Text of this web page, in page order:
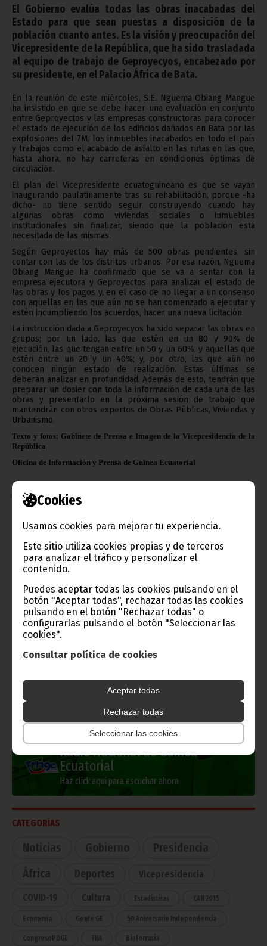
Cookies
Usamos cookies para mejorar tu experiencia.
Este sitio utiliza cookies propias y de terceros
para analizar el tráfico y personalizar el
contenido.
Puedes aceptar todas las cookies pulsando en el
botón "Aceptar todas", rechazar todas las cookies
pulsando en el botón "Rechazar todas" o
configurarlas pulsando el botón "Seleccionar las
cookies".
Consultar política de cookies
Aceptar todas
Rechazar todas
Seleccionar las cookies
El Gobierno evalúa todas las obras inacabadas del
Estado para que sean puestas a disposición de la
población cuanto antes. Es la visión y preocupación del
Vicepresidente de la República, que ha sido trasladada
al equipo de trabajo de Geproyecyos, encabezado por
su presidente, en el Palacio África de Bata.
En la reunión de este miércoles, S.E. Nguema Obiang Mangue
ha insistido en que se debe hacer una evaluación en conjunto
entre Geproyectos y las empresas constructoras para conocer
el estado de ejecución de los edificios dañados en Bata por las
explosiones del 7M, los inmuebles inacabados en todo el país
y trabajos como el acabado de asfalto en las rutas en las que,
hasta ahora, no hay carreteras en condiciones óptimas de
circulación.
El plan del Vicepresidente ecuatoguineano es que se vayan
inaugurando paulatinamente tras su rehabilitación, porque -ha
dicho- no tiene sentido seguir construyendo cuando hay
algunas obras como viviendas sociales o inmuebles
institucionales sin finalizar, siendo que la población está
necesitada de las mismas.
Según Geproyectos hay más de 500 obras pendientes, sin
contar con las de los distritos urbanos. Por esa razón, Nguema
Obiang Mangue ha confirmado que se va a sentar con la
empresa ejecutora y Geproyectos para analizar el estado de
las obras y los pagos y, en el caso de no llegar a un consenso
con aquellas en las que aún no se han comenzado a ejecutar y
estén incumpliendo los acuerdos, hacer una nueva licitación.
La instrucción dada a Geproyecyos ha sido separar las obras en
grupos; por un lado, las que estén en un 80 y 90% de
ejecución, las que tengan entre un 50 y un 60%, y aquellas que
estén entre un 20 y un 40%; y, por otro, las que aún no
conocen ningún estado de realización. Estas últimas se
deberán analizar en profundidad. Además de esto, tendrán que
preparar un dosier con toda la información de cada una de las
obras y presentarlo en la próxima sesión de trabajo que
mantendrán con otros expertos de Obras Públicas, Viviendas y
Urbanismo.
Texto y fotos: Gabinete de Prensa e Imagen de la Vicepresidencia de la
República
Oficina de Información y Prensa de Guinea Ecuatorial
Aviso: La reproducción total o parcial de este artículo o de las imágenes que lo
acompañen debe hacerse, siempre y en todo lugar, con la mención de la fuente de
Gobierno e Instituciones
Información de Guinea Ecuatorial
Radio Nacional de Guinea
Ecuatorial
Haz click aquí para escuchar ahora
CATEGORÍAS
Noticias Gobierno
Presidencia
África
Deportes Vicepresidencia
COVID-19 Cultura Estadísticas CAN 2015
Economía Gente GE 50 Aniversario Independencia
CongresoPDGE FIJA Bielorrusia